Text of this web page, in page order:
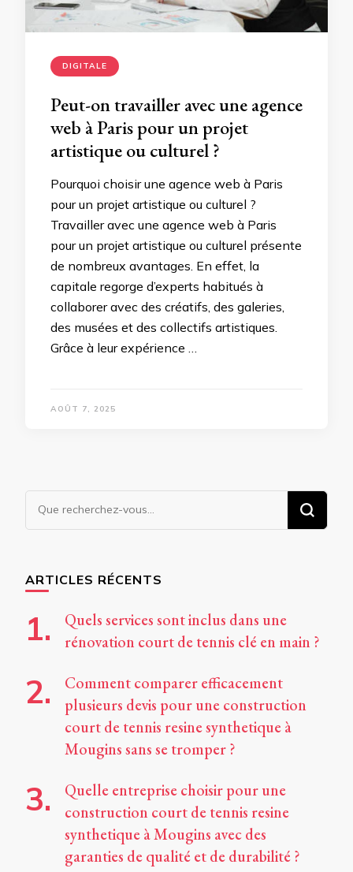
DIGITALE
Peut-on travailler avec une agence
web à Paris pour un projet
artistique ou culturel ?
Pourquoi choisir une agence web à Paris
pour un projet artistique ou culturel ?
Travailler avec une agence web à Paris
pour un projet artistique ou culturel présente
de nombreux avantages. En effet, la
capitale regorge d’experts habitués à
collaborer avec des créatifs, des galeries,
des musées et des collectifs artistiques.
Grâce à leur expérience …
AOÛT 7, 2025
Vous
recherchiez
ARTICLES RÉCENTS
Quels services sont inclus dans une
rénovation court de tennis clé en main ?
Comment comparer efficacement
plusieurs devis pour une construction
court de tennis resine synthetique à
Mougins sans se tromper ?
Quelle entreprise choisir pour une
construction court de tennis resine
synthetique à Mougins avec des
garanties de qualité et de durabilité ?